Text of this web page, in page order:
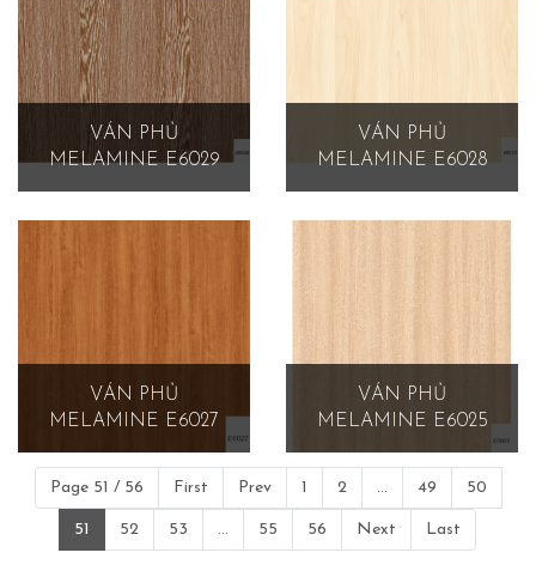
VÁN PHỦ
MELAMINE E6029
VÁN PHỦ
MELAMINE E6028
VÁN PHỦ
MELAMINE E6027
VÁN PHỦ
MELAMINE E6025
Page 51 / 56 First Prev 1 2 ... 49 50
51 52 53 ... 55 56 Next Last